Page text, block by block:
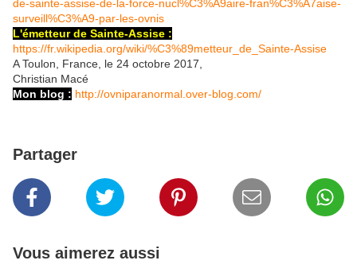
de-sainte-assise-de-la-force-nucl%C3%A9aire-fran%C3%A7aise-
surveill%C3%A9-par-les-ovnis
L'émetteur de Sainte-Assise :
https://fr.wikipedia.org/wiki/%C3%89metteur_de_Sainte-Assise
A Toulon, France, le 24 octobre 2017,
Christian Macé
Mon blog : http://ovniparanormal.over-blog.com/
Partager
Vous aimerez aussi